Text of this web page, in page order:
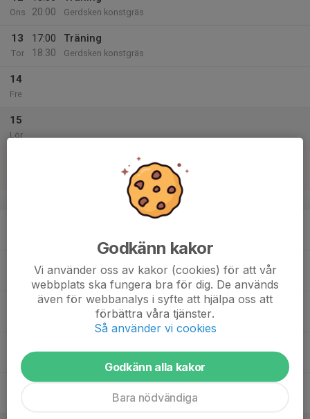
Ons
20:00
Gerdsken konstgräs
13
Tor
17:00
18:30
Träning
Gerdsken konstgräs
14
Fre
15
Lör
v.12
20:00
21:30
Träning
Gerdsken konstgräs
18:30
Träning
Gerdsken konstgräs
Tor Gerdsken konstgräs
Godkänn kakor
Vi använder oss av kakor (cookies) för att vår
webbplats ska fungera bra för dig. De används
även för webbanalys i syfte att hjälpa oss att
förbättra våra tjänster.
Så använder vi cookies
Godkänn alla kakor
Bara nödvändiga